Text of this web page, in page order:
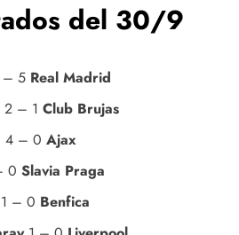
del 30/9
5 Real Madrid
2 – 1 Club Brujas
4 – 0 Ajax
0 Slavia Praga
1 – 0 Benfica